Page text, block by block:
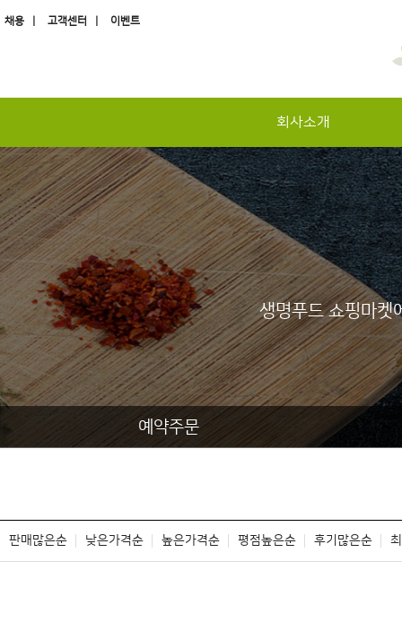
채용 | 고객센터 | 이벤트
회사소개
하위분류 하위분류 하위분류
생명푸드 쇼핑마켓
예약주문
판매많은순 낮은가격순 높은가격순 평점높은순 후기많은순